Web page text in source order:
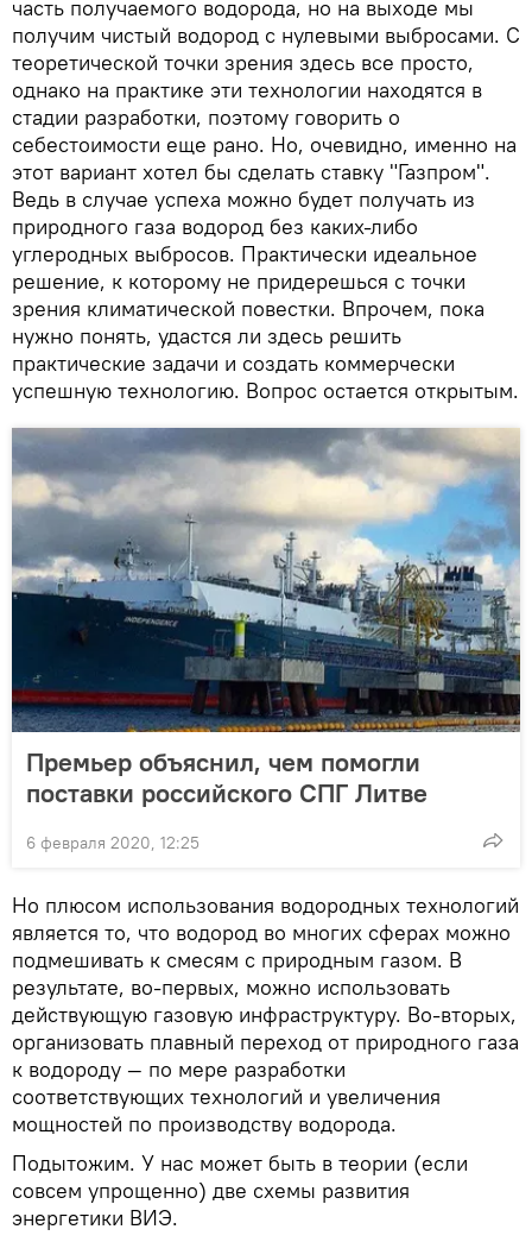
часть получаемого водорода, но на выходе мы
получим чистый водород с нулевыми выбросами. С
теоретической точки зрения здесь все просто,
однако на практике эти технологии находятся в
стадии разработки, поэтому говорить о
себестоимости еще рано. Но, очевидно, именно на
этот вариант хотел бы сделать ставку "Газпром".
Ведь в случае успеха можно будет получать из
природного газа водород без каких-либо
углеродных выбросов. Практически идеальное
решение, к которому не придерешься с точки
зрения климатической повестки. Впрочем, пока
нужно понять, удастся ли здесь решить
практические задачи и создать коммерчески
успешную технологию. Вопрос остается открытым.
Премьер объяснил, чем помогли
поставки российского СПГ Литве
6 февраля 2020, 12:25
Но плюсом использования водородных технологий
является то, что водород во многих сферах можно
подмешивать к смесям с природным газом. В
результате, во-первых, можно использовать
действующую газовую инфраструктуру. Во-вторых,
организовать плавный переход от природного газа
к водороду — по мере разработки
соответствующих технологий и увеличения
мощностей по производству водорода.
Подытожим. У нас может быть в теории (если
совсем упрощенно) две схемы развития
энергетики ВИЭ.